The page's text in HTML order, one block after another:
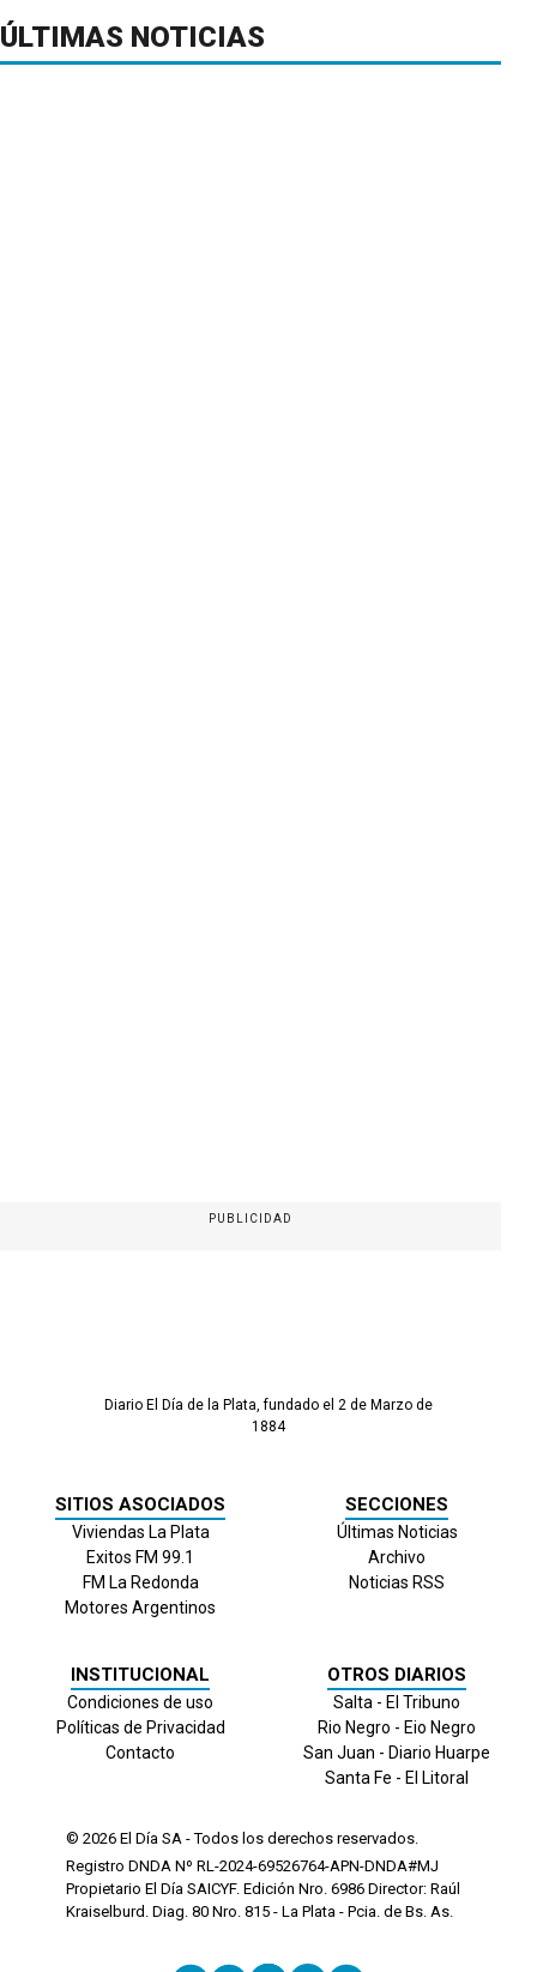
ÚLTIMAS NOTICIAS
PUBLICIDAD
Diario El Día de la Plata, fundado el 2 de Marzo de
1884
SITIOS ASOCIADOS
Viviendas La Plata
Exitos FM 99.1
FM La Redonda
Motores Argentinos
SECCIONES
Últimas Noticias
Archivo
Noticias RSS
INSTITUCIONAL
Condiciones de uso
Políticas de Privacidad
Contacto
OTROS DIARIOS
Salta - El Tribuno
Rio Negro - Eio Negro
San Juan - Diario Huarpe
Santa Fe - El Litoral
© 2026 El Día SA - Todos los derechos reservados.
Registro DNDA Nº RL-2024-69526764-APN-DNDA#MJ
Propietario El Día SAICYF. Edición Nro. 6986 Director: Raúl
Kraiselburd. Diag. 80 Nro. 815 - La Plata - Pcia. de Bs. As.